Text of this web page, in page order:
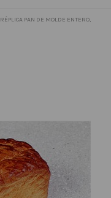
RÉPLICA PAN DE MOLDE ENTERO,